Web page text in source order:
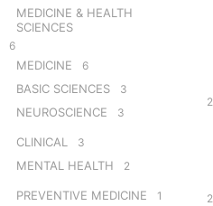
MEDICINE & HEALTH
SCIENCES
6
MEDICINE 6
BASIC SCIENCES 3
NEUROSCIENCE 3
CLINICAL 3
MENTAL HEALTH 2
PREVENTIVE MEDICINE 1
2
2